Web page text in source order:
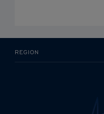
REGION